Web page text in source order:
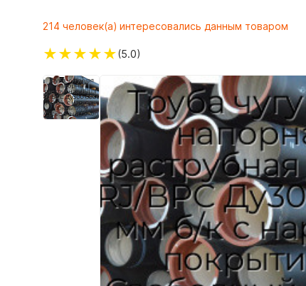
214 человек(а) интересовались данным товаром
★★★★★(5.0)